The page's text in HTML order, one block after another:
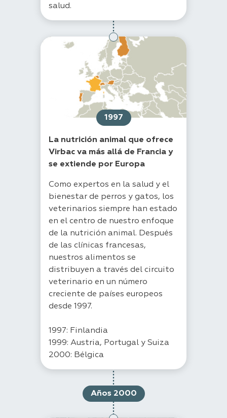
salud.
1997
La nutrición animal que ofrece
Virbac va más allá de Francia y
se extiende por Europa
Como expertos en la salud y el
bienestar de perros y gatos, los
veterinarios siempre han estado
en el centro de nuestro enfoque
de la nutrición animal. Después
de las clínicas francesas,
nuestros alimentos se
distribuyen a través del circuito
veterinario en un número
creciente de países europeos
desde 1997.
1997: Finlandia
1999: Austria, Portugal y Suiza
2000: Bélgica
Años 2000